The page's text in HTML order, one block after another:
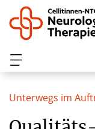
Unterwegs im